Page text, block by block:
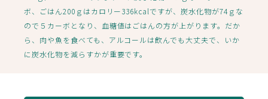
ボ、ごはん200ｇはカロリー336kcalですが、炭水化物が74ｇな
ので５カーボとなり、血糖値はごはんの方が上がります。だか
ら、肉や魚を食べても、アルコールは飲んでも大丈夫で、いか
に炭水化物を減らすかが重要です。